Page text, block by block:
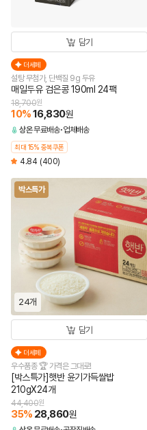
담기
더세페
설탕 무첨가, 단백질 9g 두유
매일두유 검은콩 190ml 24팩
18,700원
10%16,830원
상온무료배송 업체배송
최대 15% 중복쿠폰
4.84 (400)
박스특가
24개
담기
더세페
우수품종 🏆 가격은 그대로!
[박스특가]햇반 윤기가득쌀밥
210gX24개
44,400원
35% 28,860원